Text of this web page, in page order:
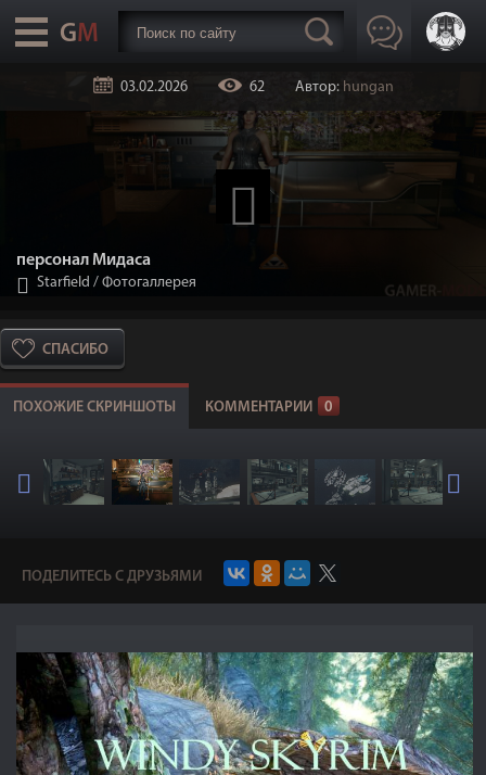
03.02.2026 62 Автор: hungan
персонал Мидаса
Starfield / Фотогаллерея
СПАСИБО
ПОХОЖИЕ СКРИНШОТЫ КОММЕНТАРИИ 0
ПОДЕЛИТЕСЬ С ДРУЗЬЯМИ